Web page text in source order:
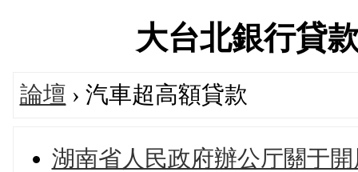
大台北銀行貸
論壇 › 汽車超高額貸款
湖南省人民政府辦公厅關于